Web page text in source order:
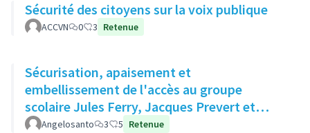
Sécurité des citoyens sur la voix publique
ACCVN 0 3 Retenue
Sécurisation, apaisement et
embellissement de l'accès au groupe
scolaire Jules Ferry, Jacques Prevert et
Moulin des Gibets
Angelosanto 3 5 Retenue